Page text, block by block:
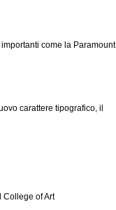
come la Paramount
carattere tipografico, il
College of Art